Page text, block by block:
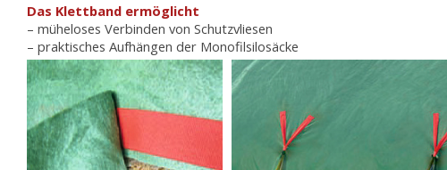
Das Klettband ermöglicht
– müheloses Verbinden von Schutzvliesen
– praktisches Aufhängen der Monofilsilosäcke